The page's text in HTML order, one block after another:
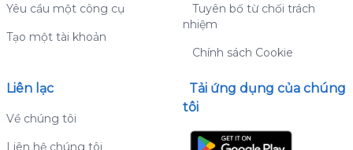
Yêu cầu một công cụ
Tạo một tài khoản
Tuyên bố từ chối trách
nhiệm
Chính sách Cookie
Liên lạc
Về chúng tôi
Liên hệ chúng tôi
Tải ứng dụng của chúng
tôi